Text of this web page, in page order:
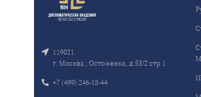
119021
г. Москва , Остоженка, д.53/2 стр.1
+7 (499) 246-18-44